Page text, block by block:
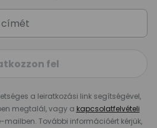
fel
a leiratkozási link segítségével,
megtalál, vagy a kapcsolatfelvételi
mailben. További információért kérjük,